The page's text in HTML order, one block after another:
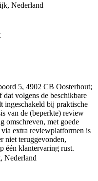
Nederland
5, 4902 CB Oosterhout;
volgens de beschikbare
ingeschakeld bij praktische
van de (beperkte) review
omschreven, met goede
extra reviewplatformen is
niet teruggevonden,
één klantervaring rust.
Nederland